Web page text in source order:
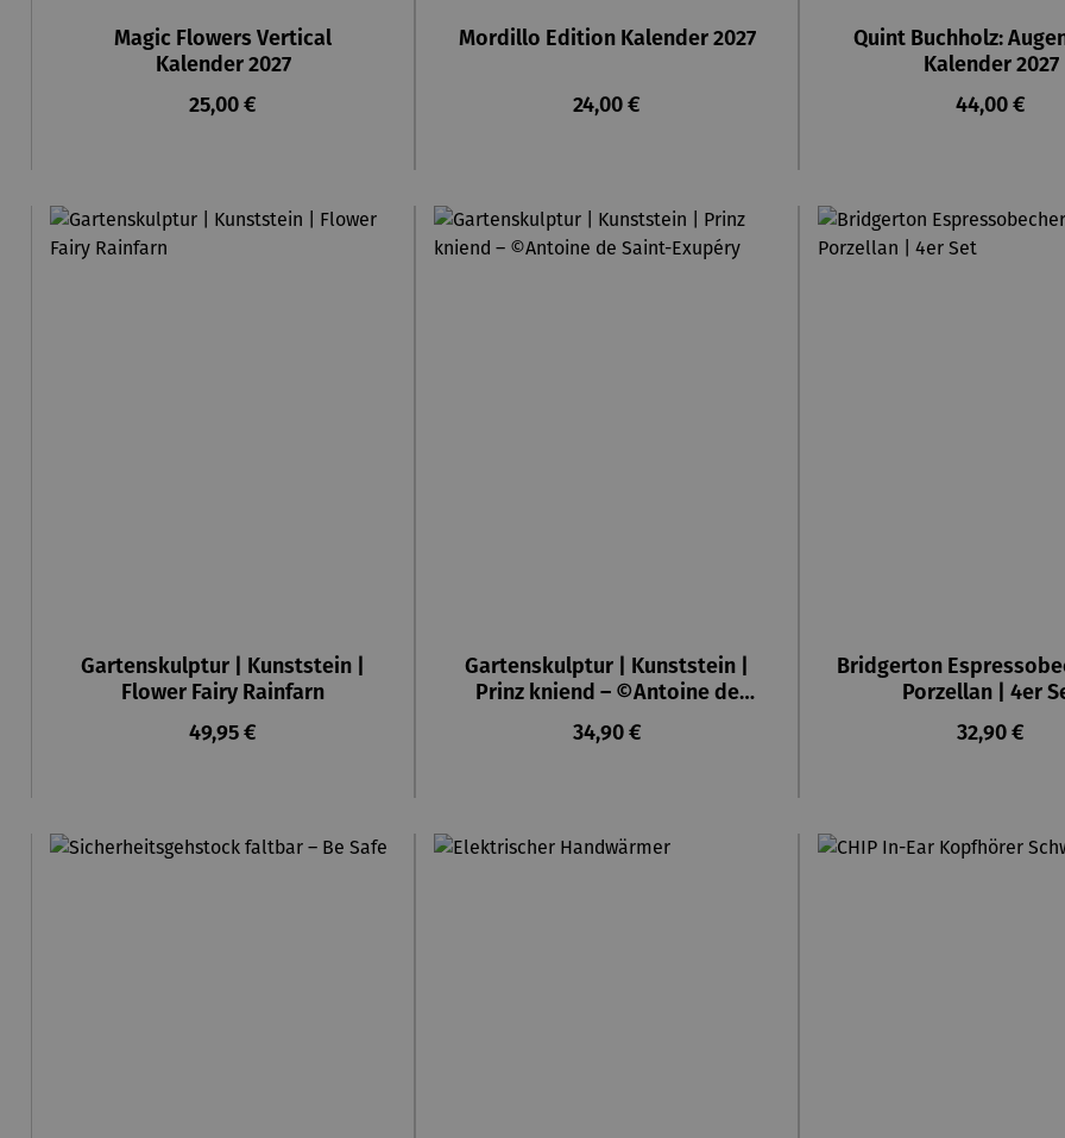
Magic Flowers Vertical
Kalender 2027
Regulärer Preis:
25,00 €
Mordillo Edition Kalender 2027
Regulärer Preis:
24,00 €
Quint Buchholz:
Kalender 2027
Regulärer
44,00 €
Gartenskulptur | Kunststein |
Flower Fairy Rainfarn
Regulärer Preis:
49,95 €
Gartenskulptur | Kunststein |
Prinz kniend – ©Antoine de
Saint-Exupéry
Regulärer Preis:
34,90 €
Bridgerton
Porzellan | 4er
Regulärer
32,90 €